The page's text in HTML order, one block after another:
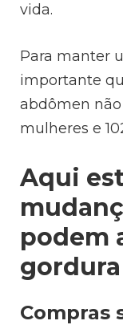
vida.
Para manter
importante
abdômen
mulheres e
Aqui
podem
Compras